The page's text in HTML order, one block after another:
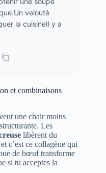
velouté
la cuisineIl y a
et combinaisons
une chair moins
Les
libèrent du
c’est ce collagène qui
de bœuf transforme
si tu acceptes la